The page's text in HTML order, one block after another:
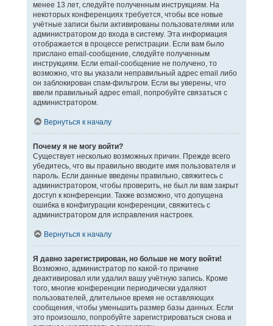
менее 13 лет, следуйте полученным инструкциям. На
некоторых конференциях требуется, чтобы все новые
учётные записи были активированы пользователями или
администратором до входа в систему. Эта информация
отображается в процессе регистрации. Если вам было
прислано email-сообщение, следуйте полученным
инструкциям. Если email-сообщение не получено, то
возможно, что вы указали неправильный адрес email либо
он заблокирован спам-фильтром. Если вы уверены, что
ввели правильный адрес email, попробуйте связаться с
администратором.
Вернуться к началу
Почему я не могу войти?
Существует несколько возможных причин. Прежде всего
убедитесь, что вы правильно вводите имя пользователя и
пароль. Если данные введены правильно, свяжитесь с
администратором, чтобы проверить, не был ли вам закрыт
доступ к конференции. Также возможно, что допущена
ошибка в конфигурации конференции, свяжитесь с
администратором для исправления настроек.
Вернуться к началу
Я давно зарегистрирован, но больше не могу войти!
Возможно, администратор по какой-то причине
деактивировал или удалил вашу учётную запись. Кроме
того, многие конференции периодически удаляют
пользователей, длительное время не оставляющих
сообщения, чтобы уменьшить размер базы данных. Если
это произошло, попробуйте зарегистрироваться снова и